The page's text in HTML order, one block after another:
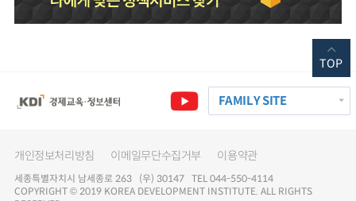
FAMILY SITE
개인정보처리방침 이메일무단수집거부 이용약관
세종특별자치시 남세종로 263 (우) 30147 TEL 044-550-4114
COPYRIGHT © 2019 KOREA DEVELOPMENT INSTITUTE. ALL RIGHTS
TOP